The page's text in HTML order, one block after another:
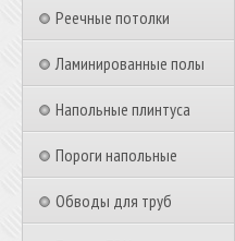
Реечные потолки
Ламинированные полы
Напольные плинтуса
Пороги напольные
Обводы для труб